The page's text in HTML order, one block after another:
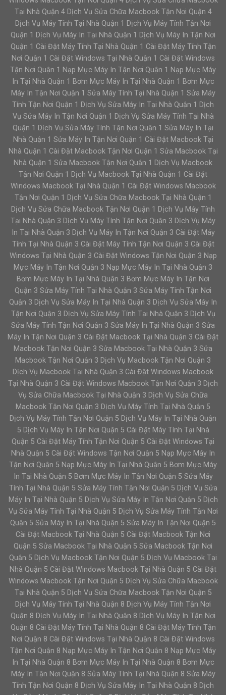
Tại Nhà Quận 4 Dịch Vụ Sửa Chữa Macbook Tận Nơi Quận 4
Dịch Vụ Máy Tính Tại Nhà Quận 1 Dịch Vụ Máy Tính Tận Nơi
Quận 1 Dịch Vụ Máy In Tại Nhà Quận 1 Dịch Vụ Máy In Tận Nơi
Quận 1 Cài Đặt Máy Tính Tại Nhà Quận 1 Cài Đặt Máy Tính Tận
Nơi Quận 1 Cài Đặt Windows Tại Nhà Quận 1 Cài Đặt Windows
Tận Nơi Quận 1 Nạp Mực Máy In Tận Nơi Quận 1 Nạp Mực Máy
In Tại Nhà Quận 1 Bơm Mực Máy In Tại Nhà Quận 1 Bơm Mực
Máy In Tận Nơi Quận 1 Sửa Máy Tính Tại Nhà Quận 1 Sửa Máy
Tính Tận Nơi Quận 1 Dịch Vụ Sửa Máy In Tại Nhà Quận 1 Dịch
Vụ Sửa Máy In Tận Nơi Quận 1 Dịch Vụ Sửa Máy Tính Tại Nhà
Quận 1 Dịch Vụ Sửa Máy Tính Tận Nơi Quận 1 Sửa Máy In Tại
Nhà Quận 1 Sửa Máy In Tận Nơi Quận 1 Cài Đặt Macbook Tại
Nhà Quận 1 Cài Đặt Macbook Tận Nơi Quận 1 Sửa Macbook Tại
Nhà Quận 1 Sửa Macbook Tận Nơi Quận 1 Dịch Vụ Macbook
Tận Nơi Quận 1 Dịch Vụ Macbook Tại Nhà Quận 1 Cài Đặt
Windows Macbook Tại Nhà Quận 1 Cài Đặt Windows Macbook
Tận Nơi Quận 1 Dịch Vụ Sửa Chữa Macbook Tại Nhà Quận 1
Dịch Vụ Sửa Chữa Macbook Tận Nơi Quận 1 Dịch Vụ Máy Tính
Tại Nhà Quận 3 Dịch Vụ Máy Tính Tận Nơi Quận 3 Dịch Vụ Máy
In Tại Nhà Quận 3 Dịch Vụ Máy In Tận Nơi Quận 3 Cài Đặt Máy
Tính Tại Nhà Quận 3 Cài Đặt Máy Tính Tận Nơi Quận 3 Cài Đặt
Windows Tại Nhà Quận 3 Cài Đặt Windows Tận Nơi Quận 3 Nạp
Mực Máy In Tận Nơi Quận 3 Nạp Mực Máy In Tại Nhà Quận 3
Bơm Mực Máy In Tại Nhà Quận 3 Bơm Mực Máy In Tận Nơi
Quận 3 Sửa Máy Tính Tại Nhà Quận 3 Sửa Máy Tính Tận Nơi
Quận 3 Dịch Vụ Sửa Máy In Tại Nhà Quận 3 Dịch Vụ Sửa Máy In
Tận Nơi Quận 3 Dịch Vụ Sửa Máy Tính Tại Nhà Quận 3 Dịch Vụ
Sửa Máy Tính Tận Nơi Quận 3 Sửa Máy In Tại Nhà Quận 3 Sửa
Máy In Tận Nơi Quận 3 Cài Đặt Macbook Tại Nhà Quận 3 Cài Đặt
Macbook Tận Nơi Quận 3 Sửa Macbook Tại Nhà Quận 3 Sửa
Macbook Tận Nơi Quận 3 Dịch Vụ Macbook Tận Nơi Quận 3
Dịch Vụ Macbook Tại Nhà Quận 3 Cài Đặt Windows Macbook
Tại Nhà Quận 3 Cài Đặt Windows Macbook Tận Nơi Quận 3 Dịch
Vụ Sửa Chữa Macbook Tại Nhà Quận 3 Dịch Vụ Sửa Chữa
Macbook Tận Nơi Quận 3 Dịch Vụ Máy Tính Tại Nhà Quận 5
Dịch Vụ Máy Tính Tận Nơi Quận 5 Dịch Vụ Máy In Tại Nhà Quận
5 Dịch Vụ Máy In Tận Nơi Quận 5 Cài Đặt Máy Tính Tại Nhà
Quận 5 Cài Đặt Máy Tính Tận Nơi Quận 5 Cài Đặt Windows Tại
Nhà Quận 5 Cài Đặt Windows Tận Nơi Quận 5 Nạp Mực Máy In
Tận Nơi Quận 5 Nạp Mực Máy In Tại Nhà Quận 5 Bơm Mực Máy
In Tại Nhà Quận 5 Bơm Mực Máy In Tận Nơi Quận 5 Sửa Máy
Tính Tại Nhà Quận 5 Sửa Máy Tính Tận Nơi Quận 5 Dịch Vụ Sửa
Máy In Tại Nhà Quận 5 Dịch Vụ Sửa Máy In Tận Nơi Quận 5 Dịch
Vụ Sửa Máy Tính Tại Nhà Quận 5 Dịch Vụ Sửa Máy Tính Tận Nơi
Quận 5 Sửa Máy In Tại Nhà Quận 5 Sửa Máy In Tận Nơi Quận 5
Cài Đặt Macbook Tại Nhà Quận 5 Cài Đặt Macbook Tận Nơi
Quận 5 Sửa Macbook Tại Nhà Quận 5 Sửa Macbook Tận Nơi
Quận 5 Dịch Vụ Macbook Tận Nơi Quận 5 Dịch Vụ Macbook Tại
Nhà Quận 5 Cài Đặt Windows Macbook Tại Nhà Quận 5 Cài Đặt
Windows Macbook Tận Nơi Quận 5 Dịch Vụ Sửa Chữa Macbook
Tại Nhà Quận 5 Dịch Vụ Sửa Chữa Macbook Tận Nơi Quận 5
Dịch Vụ Máy Tính Tại Nhà Quận 8 Dịch Vụ Máy Tính Tận Nơi
Quận 8 Dịch Vụ Máy In Tại Nhà Quận 8 Dịch Vụ Máy In Tận Nơi
Quận 8 Cài Đặt Máy Tính Tại Nhà Quận 8 Cài Đặt Máy Tính Tận
Nơi Quận 8 Cài Đặt Windows Tại Nhà Quận 8 Cài Đặt Windows
Tận Nơi Quận 8 Nạp Mực Máy In Tận Nơi Quận 8 Nạp Mực Máy
In Tại Nhà Quận 8 Bơm Mực Máy In Tại Nhà Quận 8 Bơm Mực
Máy In Tận Nơi Quận 8 Sửa Máy Tính Tại Nhà Quận 8 Sửa Máy
Tính Tận Nơi Quận 8 Dịch Vụ Sửa Máy In Tại Nhà Quận 8 Dịch